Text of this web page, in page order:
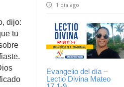
1 día ago
Evangelio del día –
Lectio Divina Mateo
dijo:
tu